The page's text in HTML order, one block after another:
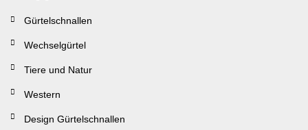
Gürtelschnallen
Wechselgürtel
Tiere und Natur
Western
Design Gürtelschnallen